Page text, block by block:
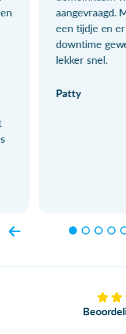
aangevraagd.
een tijdje en
downtime
lekker snel.
Patty